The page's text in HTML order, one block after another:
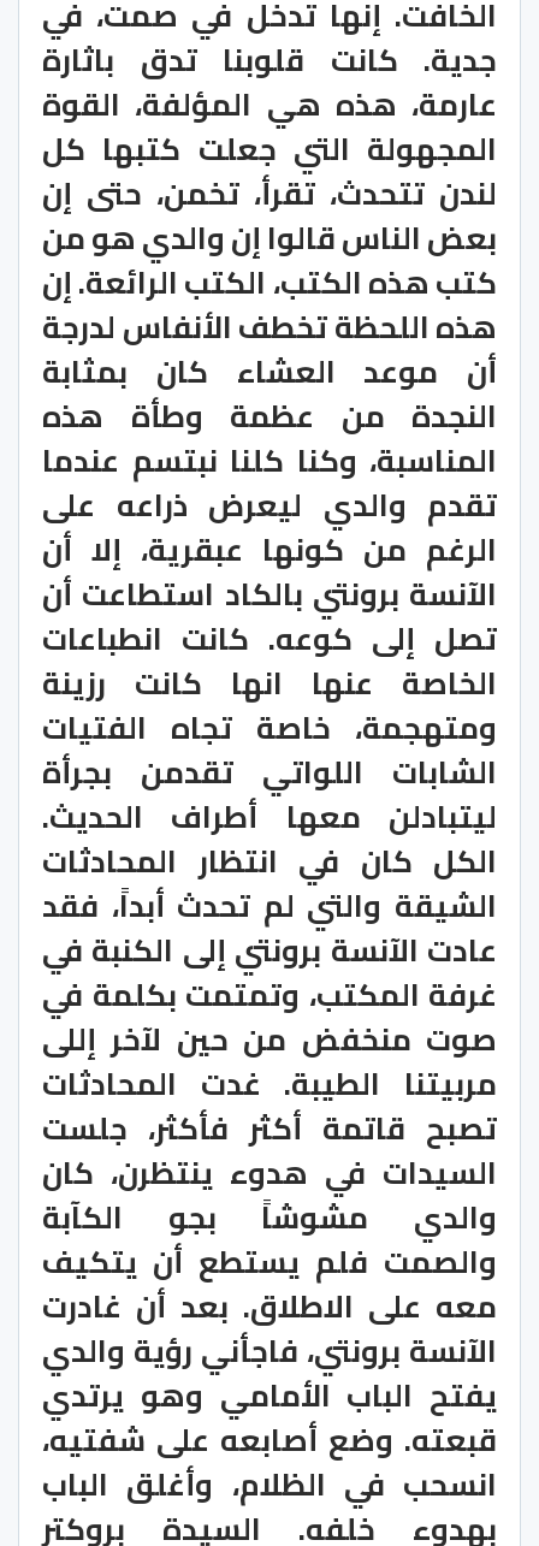
الخافت. إنها تدخل في صمت، في
جدية. كانت قلوبنا تدق باثارة
عارمة، هذه هي المؤلفة، القوة
المجهولة التي جعلت كتبها كل
لندن تتحدث، تقرأ، تخمن، حتى إن
بعض الناس قالوا إن والدي هو من
كتب هذه الكتب، الكتب الرائعة. إن
هذه اللحظة تخطف الأنفاس لدرجة
أن موعد العشاء كان بمثابة
النجدة من عظمة وطأة هذه
المناسبة، وكنا كلنا نبتسم عندما
تقدم والدي ليعرض ذراعه على
الرغم من كونها عبقرية، إلا أن
الآنسة برونتي بالكاد استطاعت أن
تصل إلى كوعه. كانت انطباعات
الخاصة عنها انها كانت رزينة
ومتهجمة، خاصة تجاه الفتيات
الشابات اللواتي تقدمن بجرأة
ليتبادلن معها أطراف الحديث.
الكل كان في انتظار المحادثات
الشيقة والتي لم تحدث أبداً، فقد
عادت الآنسة برونتي إلى الكنبة في
غرفة المكتب، وتمتمت بكلمة في
صوت منخفض من حين لآخر إللى
مربيتنا الطيبة. غدت المحادثات
تصبح قاتمة أكثر فأكثر، جلست
السيدات في هدوء ينتظرن، كان
والدي مشوشاً بجو الكآبة
والصمت فلم يستطع أن يتكيف
معه على الاطلاق. بعد أن غادرت
الآنسة برونتي، فاجأني رؤية والدي
يفتح الباب الأمامي وهو يرتدي
قبعته. وضع أصابعه على شفتيه،
انسحب في الظلام، وأغلق الباب
بهدوء خلفه. السيدة بروكتر